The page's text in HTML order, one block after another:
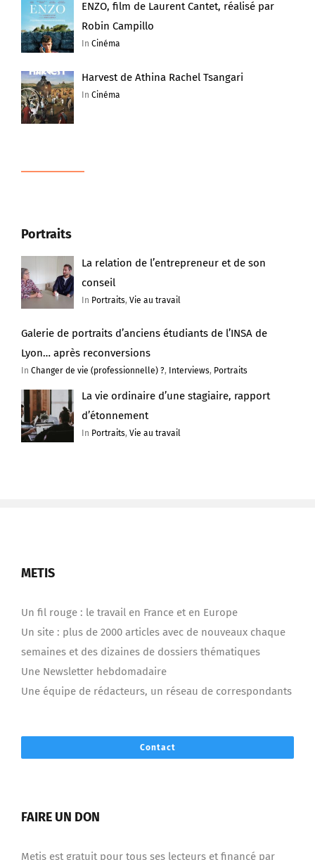
ENZO, film de Laurent Cantet, réalisé par
Robin Campillo
InCinéma
Harvest de Athina Rachel Tsangari
InCinéma
Portraits
La relation de l’entrepreneur et de son
conseil
In Portraits,Vie au travail
Galerie de portraits d’anciens étudiants de l’INSA de
Lyon… après reconversions
In Changer de vie (professionnelle) ?, Interviews, Portraits
La vie ordinaire d’une stagiaire, rapport
d’étonnement
In Portraits,Vie au travail
METIS
Un fil rouge : le travail en France et en Europe
Un site : plus de 2000 articles avec de nouveaux chaque
semaines et des dizaines de dossiers thématiques
Une Newsletter hebdomadaire
Une équipe de rédacteurs, un réseau de correspondants
Contact
FAIRE UN DON
Metis est gratuit pour tous ses lecteurs et financé par